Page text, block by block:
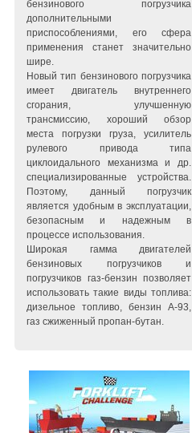
бензинового погрузчика
дополнительными
приспособлениями, его сфера
применения станет значительно
шире.
Новый тип бензинового погрузчика
имеет двигатель внутреннего
сгорания, улучшенную
трансмиссию, хороший обзор
места погрузки груза, усилитель
рулевого привода типа
циклоидального механизма и др.
специализированные устройства.
Поэтому, данный погрузчик
является удобным в эксплуатации,
безопасным и надежным в
процессе использования.
Широкая гамма двигателей
бензиновых погрузчиков и
погрузчиков газ-бензин позволяет
использовать такие виды топлива:
дизельное топливо, бензин А-93,
газ сжиженный пропан-бутан.